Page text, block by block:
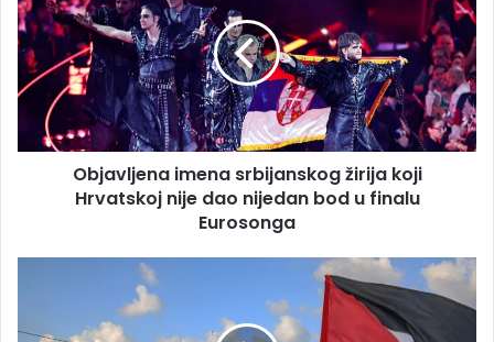
srbijanskog
žirija
koji
Hrvatskoj
nije
nijedan
Objavljena imena srbijanskog žirija koji
Hrvatskoj nije dao nijedan bod u finalu
Eurosonga
napadu